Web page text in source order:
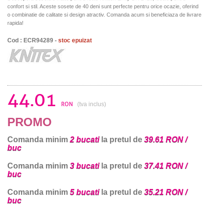
confort si stil. Aceste sosete de 40 deni sunt perfecte pentru orice ocazie, oferind
o combinatie de calitate si design atractiv. Comanda acum si beneficiaza de livrare
rapida!
Cod : ECR94289 - stoc epuizat
44.01 RON (tva inclus)
PROMO
Comanda minim 2 bucatila pretul de 39.61 RON /
buc
Comanda minim 3 bucatila pretul de 37.41 RON /
buc
Comanda minim 5 bucatila pretul de 35.21 RON /
buc